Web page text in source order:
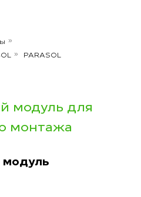
»
» PARASOL
модуль для
монтажа